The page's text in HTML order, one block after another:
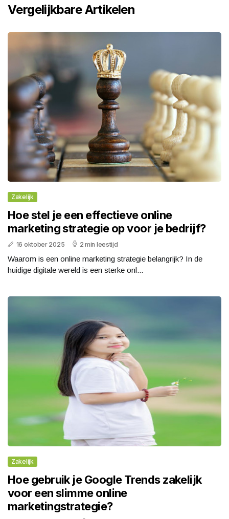
Vergelijkbare Artikelen
Zakelijk
Hoe stel je een effectieve online
marketing strategie op voor je bedrijf?
16 oktober 2025 2 min leestijd
Waarom is een online marketing strategie belangrijk? In de
huidige digitale wereld is een sterke onl...
Zakelijk
Hoe gebruik je Google Trends zakelijk
voor een slimme online
marketingstrategie?